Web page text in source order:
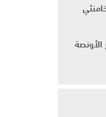
وسعر الأونصة